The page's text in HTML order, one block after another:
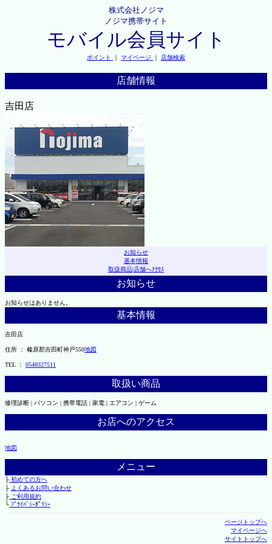
株式会社ノジマ
ノジマ携帯サイト
モバイル会員サイト
ポイント ｜ マイページ ｜ 店舗検索
店舗情報
吉田店
お知らせ
基本情報
取扱商品|店舗へｱｸｾｽ
お知らせ
お知らせはありません。
基本情報
吉田店
住所 ： 榛原郡吉田町神戸550地図
TEL ： 0548327511
取扱い商品
修理診断 | パソコン | 携帯電話 | 家電 | エアコン | ゲーム
お店へのアクセス
地図
メニュー
├初めての方へ
├ よくあるお問い合わせ
├ご利用規約
└ﾌﾟﾗｲﾊﾞｼｰﾎﾟﾘｼｰ
ページトップへ
マイページへ
サイトトップへ